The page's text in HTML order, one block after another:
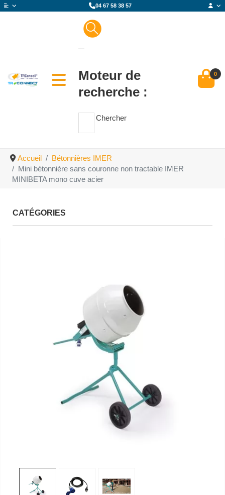
04 67 58 38 57
Moteur de
recherche :
Chercher
0
Accueil
Bétonnières IMER
Mini bétonnière sans couronne non tractable IMER
MINIBETA mono cuve acier
CATÉGORIES